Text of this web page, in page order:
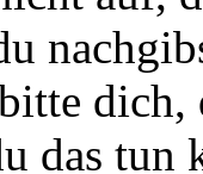
das tun